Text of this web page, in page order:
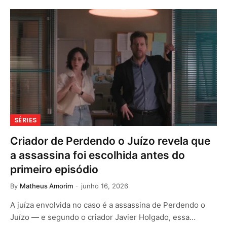
SÉRIES
Criador de Perdendo o Juízo revela que
a assassina foi escolhida antes do
primeiro episódio
By Matheus Amorim junho 16, 2026
A juíza envolvida no caso é a assassina de Perdendo o
Juízo — e segundo o criador Javier Holgado, essa…